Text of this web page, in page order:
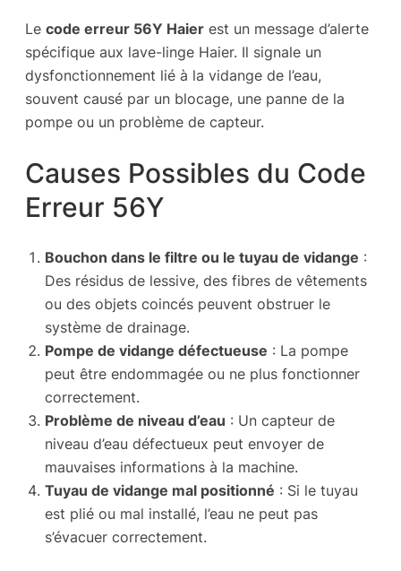
Le code erreur 56Y Haier est un message d’alerte
spécifique aux lave-linge Haier. Il signale un
dysfonctionnement lié à la vidange de l’eau,
souvent causé par un blocage, une panne de la
pompe ou un problème de capteur.
Causes Possibles du Code
Erreur 56Y
Bouchon dans le filtre ou le tuyau de vidange :
Des résidus de lessive, des fibres de vêtements
ou des objets coincés peuvent obstruer le
système de drainage.
Pompe de vidange défectueuse : La pompe
peut être endommagée ou ne plus fonctionner
correctement.
Problème de niveau d’eau : Un capteur de
niveau d’eau défectueux peut envoyer de
mauvaises informations à la machine.
Tuyau de vidange mal positionné : Si le tuyau
est plié ou mal installé, l’eau ne peut pas
s’évacuer correctement.